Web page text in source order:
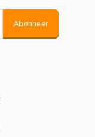
Abonneer